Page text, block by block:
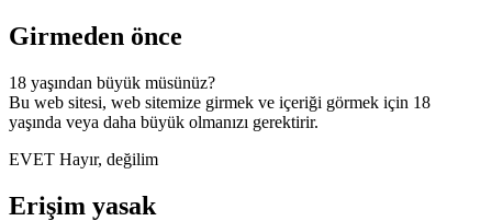
Girmeden önce
18 yaşından büyük müsünüz?
Bu web sitesi, web sitemize girmek ve içeriği görmek için 18
yaşında veya daha büyük olmanızı gerektirir.
EVET Hayır, değilim
Erişim yasak